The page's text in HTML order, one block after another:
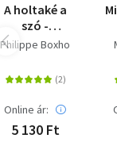
A holtaké a
szó -
Megdöbbentő
egy
igazságügyi
orvosszakértő
Philippe Boxho
Online ár:
5 130 Ft